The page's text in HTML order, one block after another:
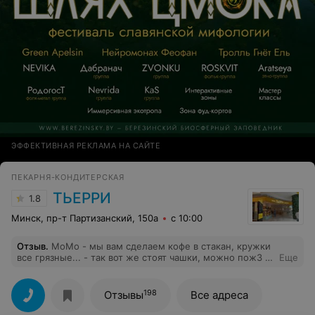
ЭФФЕКТИВНАЯ РЕКЛАМА НА САЙТЕ
ПЕКАРНЯ-КОНДИТЕРСКАЯ
1.8 ТЬЕРРИ
Минск, пр-т Партизанский, 150а с 10:00
Отзыв. МоМо - мы вам сделаем кофе в стакан, кружки
все грязные... - так вот же стоят чашки, можно пож3 в
грейте подалуйста круасан - мымна месте греем по
умолчанию... А где корица? - на стойке На стойке нету
- значит на столахму клиентов... Ну вы это всё
Еще
Отзывы198 Все адреса